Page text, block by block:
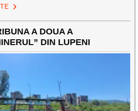
A DOUA A
DIN LUPENI